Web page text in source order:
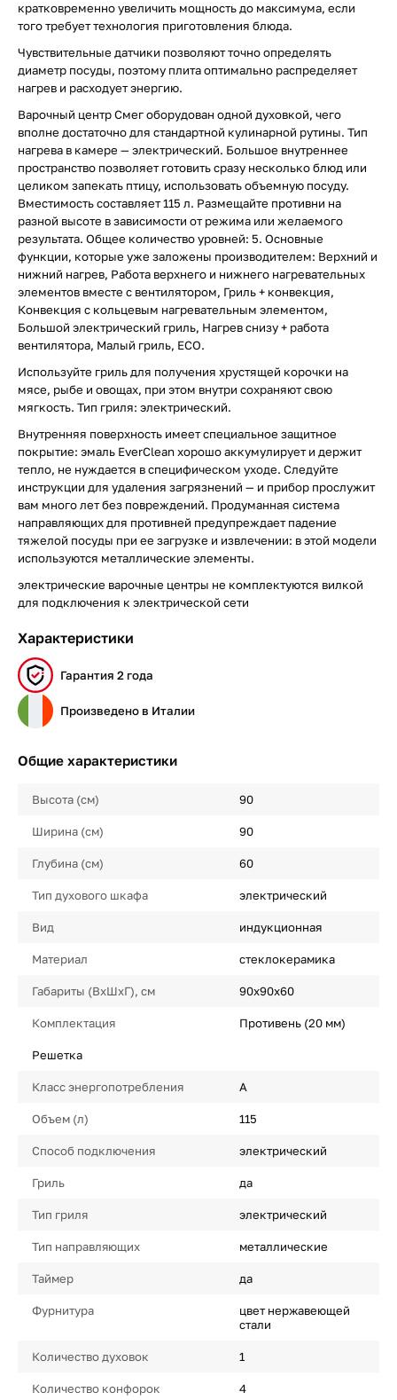
кратковременно увеличить мощность до максимума, если
того требует технология приготовления блюда.
Чувствительные датчики позволяют точно определять
диаметр посуды, поэтому плита оптимально распределяет
нагрев и расходует энергию.
Варочный центр Смег оборудован одной духовкой, чего
вполне достаточно для стандартной кулинарной рутины. Тип
нагрева в камере — электрический. Большое внутреннее
пространство позволяет готовить сразу несколько блюд или
целиком запекать птицу, использовать объемную посуду.
Вместимость составляет 115 л. Размещайте противни на
разной высоте в зависимости от режима или желаемого
результата. Общее количество уровней: 5. Основные
функции, которые уже заложены производителем: Верхний и
нижний нагрев, Работа верхнего и нижнего нагревательных
элементов вместе с вентилятором, Гриль + конвекция,
Конвекция с кольцевым нагревательным элементом,
Большой электрический гриль, Нагрев снизу + работа
вентилятора, Малый гриль, ECO.
Используйте гриль для получения хрустящей корочки на
мясе, рыбе и овощах, при этом внутри сохраняют свою
мягкость. Тип гриля: электрический.
Внутренняя поверхность имеет специальное защитное
покрытие: эмаль EverClean хорошо аккумулирует и держит
тепло, не нуждается в специфическом уходе. Следуйте
инструкции для удаления загрязнений — и прибор прослужит
вам много лет без повреждений. Продуманная система
направляющих для противней предупреждает падение
тяжелой посуды при ее загрузке и извлечении: в этой модели
используются металлические элементы.
электрические варочные центры не комплектуются вилкой
для подключения к электрической сети
Характеристики
Гарантия 2 года
Произведено в Италии
Общие характеристики
Высота (см) 90
Ширина (см) 90
Глубина (см) 60
Тип духового шкафа электрический
Вид индукционная
Материал стеклокерамика
Габариты (ВхШхГ), см 90х90х60
Комплектация Противень (20 мм)
Решетка
Класс энергопотребления A
Объем (л) 115
Способ подключения электрический
Гриль да
Тип гриля электрический
Тип направляющих металлические
Таймер да
Фурнитура
цвет нержавеющей
стали
Количество духовок 1
Количество конфорок 4